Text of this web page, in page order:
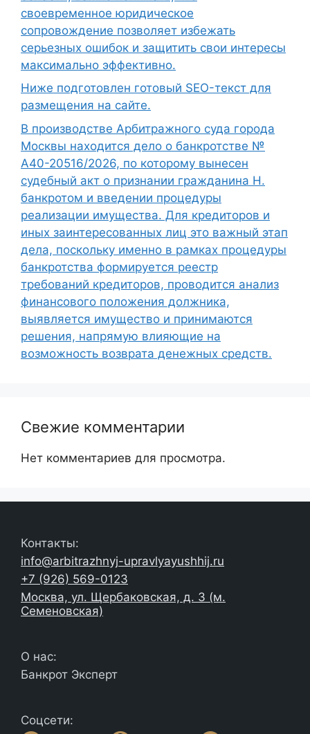
своевременное юридическое
сопровождение позволяет избежать
серьезных ошибок и защитить свои интересы
максимально эффективно.
Ниже подготовлен готовый SEO-текст для
размещения на сайте.
В производстве Арбитражного суда города
Москвы находится дело о банкротстве №
А40-20516/2026, по которому вынесен
судебный акт о признании гражданина Н.
банкротом и введении процедуры
реализации имущества. Для кредиторов и
иных заинтересованных лиц это важный этап
дела, поскольку именно в рамках процедуры
банкротства формируется реестр
требований кредиторов, проводится анализ
финансового положения должника,
выявляется имущество и принимаются
решения, напрямую влияющие на
возможность возврата денежных средств.
Свежие комментарии
Нет комментариев для просмотра.
Контакты:
info@arbitrazhnyj-upravlyayushhij.ru
+7 (926) 569-0123
Москва, ул. Щербаковская, д. 3 (м.
Семеновская)
О нас:
Банкрот Эксперт
Соцсети: